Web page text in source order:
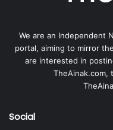
We are an Independent
portal, aiming to mirror
are interested in
TheAinak.com,
Social